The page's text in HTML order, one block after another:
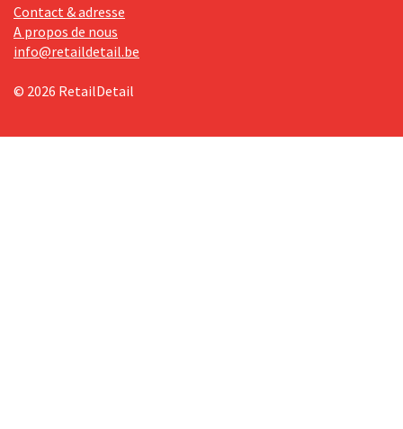
Contact & adresse
A propos de nous
info@retaildetail.be
© 2026 RetailDetail